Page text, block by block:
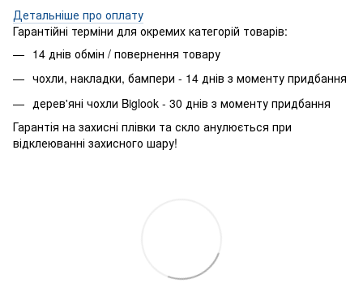
​Детальніше про оплату
Гарантійні терміни для окремих категорій товарів:
14 днів обмін / повернення товару
чохли, накладки, бампери - 14 днів з моменту придбання
дерев'яні чохли Biglook - 30 днів з моменту придбання
Гарантія на захисні плівки та скло анулюється при
відклеюванні захисного шару!